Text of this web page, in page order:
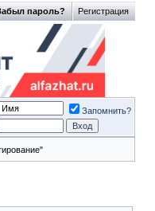
Регистрация
пароль?
Запомнить?